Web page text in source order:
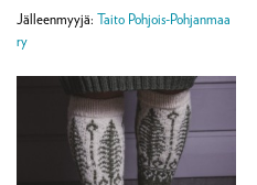
Jälleenmyyjä: Taito Pohjois-Pohjanmaa
ry